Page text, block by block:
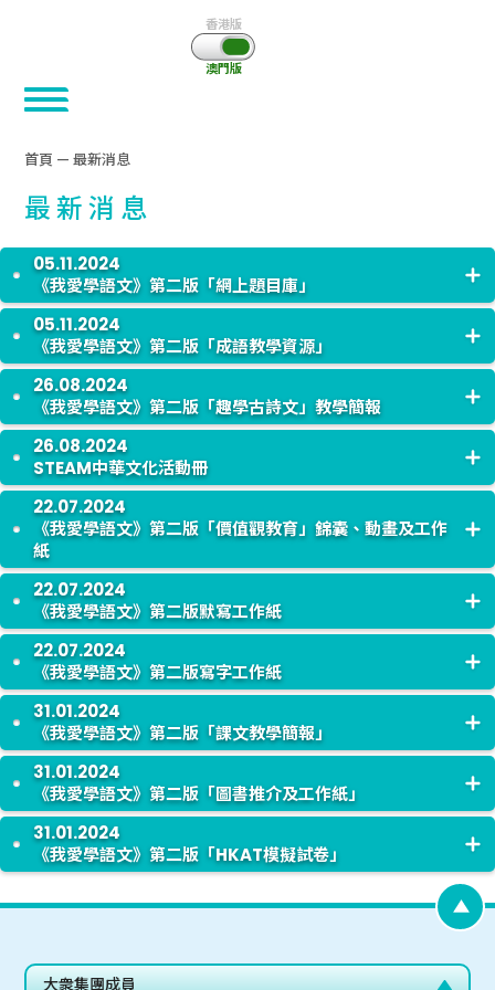
香港版
澳門版
首頁 —最新消息
最新消息
05.11.2024
《我愛學語文》第二版「網上題目庫」
《我愛學語文》第二版 2024年版上學期的「
」已
上載，敬請留意。
05.11.2024
《我愛學語文》第二版「成語教學資源」
《我愛學語文》第二版的「成語教學資源」現已上載，敬請留
意。
26.08.2024
《我愛學語文》第二版「趣學古詩文」教學簡報
《我愛學語文》第二版的「趣學古詩文」教學簡報
現已上載，
敬請留意。
26.08.2024
STEAM中華文化活動冊
STEAM中華文化活動冊現已上載，敬請留意。
22.07.2024
《我愛學語文》第二版「價值觀教育」錦囊、動畫及工作
紙
《我愛學語文》第二版的「價值觀教育」錦囊、動畫及工作紙
已上載，敬請留意。
22.07.2024
《我愛學語文》第二版默寫工作紙
《我愛學語文》第二版五、六年級上學期的
載。
22.07.2024
《我愛學語文》第二版寫字工作紙
《我愛學語文》第二版四上、五上、六上的
載。
31.01.2024
《我愛學語文》第二版「課文教學簡報」
《我愛學語文》第二版的下學期「課文教學簡報」
已上載，敬
請留意。
31.01.2024
《我愛學語文》第二版「圖書推介及工作紙」
《我愛學語文》第二版的下學期「圖書推介及工作紙」
載，敬請留意。
31.01.2024
《我愛學語文》第二版「HKAT模擬試卷」
《我愛學語文》第二版「HKAT模擬試卷」的試卷九至十四已
大衆集團成員